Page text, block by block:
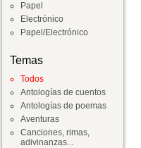
Papel
Electrónico
Papel/Electrónico
Temas
Todos
Antologías de cuentos
Antologías de poemas
Aventuras
Canciones, rimas,
adivinanzas...